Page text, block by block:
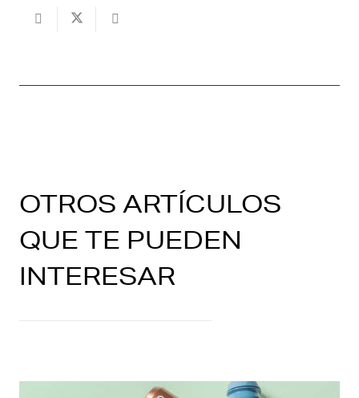
OTROS ARTÍCULOS
QUE TE PUEDEN
INTERESAR